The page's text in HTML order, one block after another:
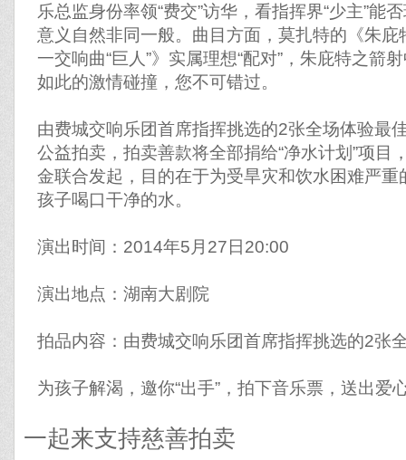
乐总监身份率领“费交”访华，看指挥界“少主”能
意义自然非同一般。曲目方面，莫扎特的《朱
一交响曲“巨人”》实属理想“配对”，朱庇特之箭
如此的激情碰撞，您不可错过。
由费城交响乐团首席指挥挑选的2张全场体验最
公益拍卖，拍卖善款将全部捐给“净水计划”项目
金联合发起，目的在于为受旱灾和饮水困难严
孩子喝口干净的水。
演出时间：2014年5月27日20:00
演出地点：湖南大剧院
拍品内容：由费城交响乐团首席指挥挑选的2张
为孩子解渴，邀你“出手”，拍下音乐票，送出爱
一起来支持慈善拍卖